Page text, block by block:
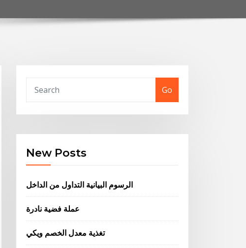
Go
New Posts
الرسوم البيانية التداول من الداخل
عملة فضية نادرة
تغذية معدل الخصم ويكي